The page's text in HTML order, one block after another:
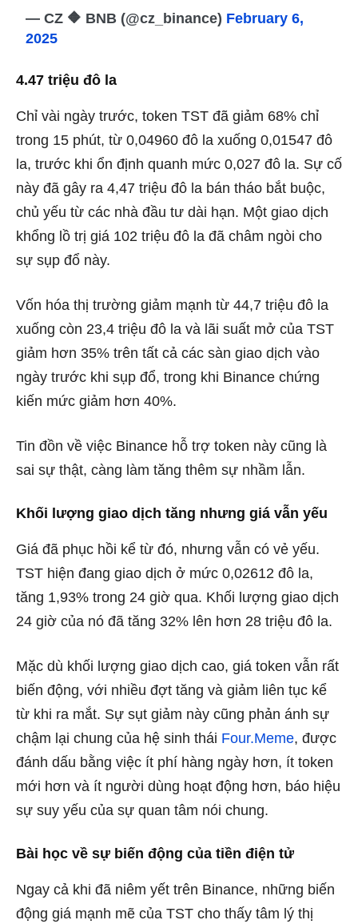
— CZ 🔶 BNB (@cz_binance) February 6,
2025
4.47 triệu đô la
Chỉ vài ngày trước, token TST đã giảm 68% chỉ
trong 15 phút, từ 0,04960 đô la xuống 0,01547 đô
la, trước khi ổn định quanh mức 0,027 đô la. Sự cố
này đã gây ra 4,47 triệu đô la bán tháo bắt buộc,
chủ yếu từ các nhà đầu tư dài hạn. Một giao dịch
khổng lồ trị giá 102 triệu đô la đã châm ngòi cho
sự sụp đổ này.
Vốn hóa thị trường giảm mạnh từ 44,7 triệu đô la
xuống còn 23,4 triệu đô la và lãi suất mở của TST
giảm hơn 35% trên tất cả các sàn giao dịch vào
ngày trước khi sụp đổ, trong khi Binance chứng
kiến mức giảm hơn 40%.
Tin đồn về việc Binance hỗ trợ token này cũng là
sai sự thật, càng làm tăng thêm sự nhầm lẫn.
Khối lượng giao dịch tăng nhưng giá vẫn yếu
Giá đã phục hồi kể từ đó, nhưng vẫn có vẻ yếu.
TST hiện đang giao dịch ở mức 0,02612 đô la,
tăng 1,93% trong 24 giờ qua. Khối lượng giao dịch
24 giờ của nó đã tăng 32% lên hơn 28 triệu đô la.
Mặc dù khối lượng giao dịch cao, giá token vẫn rất
biến động, với nhiều đợt tăng và giảm liên tục kể
từ khi ra mắt. Sự sụt giảm này cũng phản ánh sự
chậm lại chung của hệ sinh thái Four.Meme, được
đánh dấu bằng việc ít phí hàng ngày hơn, ít token
mới hơn và ít người dùng hoạt động hơn, báo hiệu
sự suy yếu của sự quan tâm nói chung.
Bài học về sự biến động của tiền điện tử
Ngay cả khi đã niêm yết trên Binance, những biến
động giá mạnh mẽ của TST cho thấy tâm lý thị